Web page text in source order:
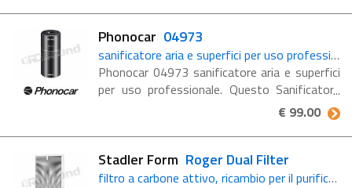
Phonocar 04973
sanificatore aria e superfici per uso professionale
Phonocar 04973 sanificatore aria e superfici
per uso professionale. Questo Sanificatore
garantisce una sanificazione certificata Anti-
Covid19 ed è destinato a concessionarie,
lavaggi, noleggi ...
€ 99.00
Stadler Form Roger Dual Filter
filtro a carbone attivo, ricambio per il purificatore Roger